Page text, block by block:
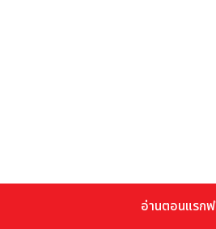
อ่านตอนแรก